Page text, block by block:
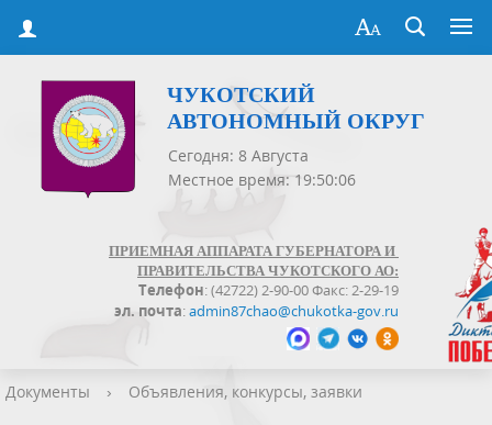
ЧУКОТСКИЙ
АВТОНОМНЫЙ ОКРУГ
Сегодня: 8 Августа
Местное время: 19:50:07
ПРИЕМНАЯ АППАРАТА ГУБЕРНАТОРА И
ПРАВИТЕЛЬСТВА ЧУКОТСКОГО АО:
Телефон: (42722) 2-90-00 Факс: 2-29-19
эл. почта:admin87chao@chukotka-gov.ru
Документы › Объявления, конкурсы, заявки